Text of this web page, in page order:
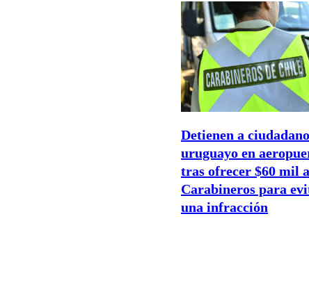
Detienen a ciudadano
uruguayo en
tras ofrecer $60 mil a
Carabineros para
una infracción